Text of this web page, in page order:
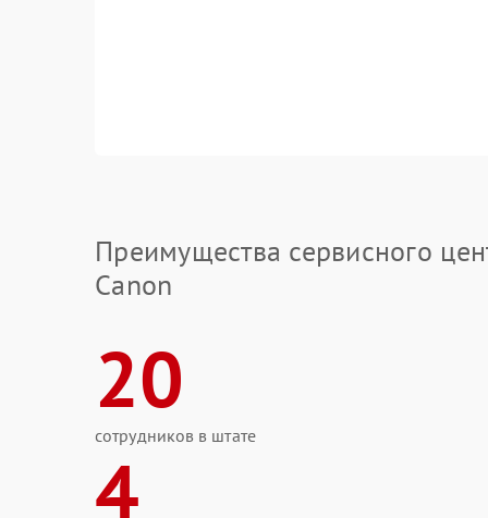
Преимущества сервисного
Canon
20
сотрудников в штате
4